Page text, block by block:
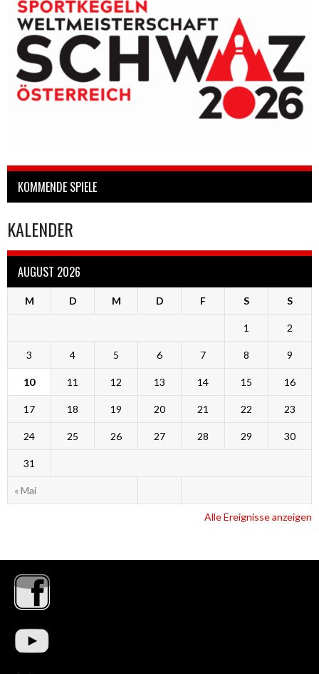
KOMMENDE SPIELE
KALENDER
AUGUST 2026
M D M D F S S
« Mai
1 2
3 4 5 6 7 8 9
10 11 12 13 14 15 16
17 18 19 20 21 22 23
24 25 26 27 28 29 30
31
Alle Ereignisse anzeigen